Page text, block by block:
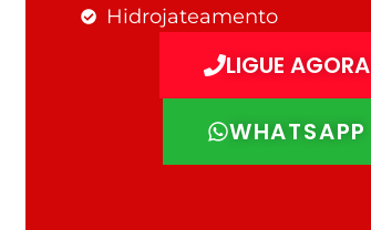
Hidrojateamento
LIGUE AGORA
WHATSAPP